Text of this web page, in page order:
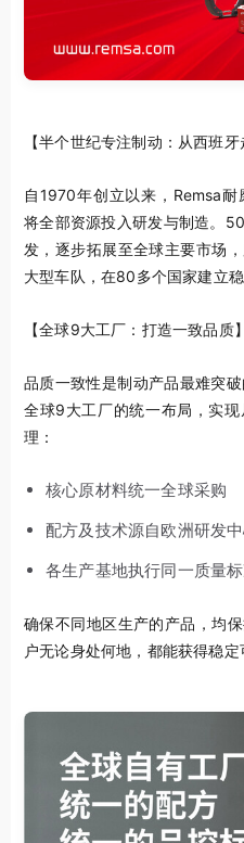
【半个世纪专注制动：从西班牙
自1970年创立以来，Remsa耐
将全部资源投入研发与制造。
发，逐步拓展至全球主要市场
大型车队，在80多个国家建立稳
【全球9大工厂：打造一致品质】
品质一致性是制动产品最难突
全球9大工厂的统一布局，实
理：
核心原材料统一全球采购
配方及技术源自欧洲研发
各生产基地执行同一质量
确保不同地区生产的产品，均
户无论身处何地，都能获得稳定